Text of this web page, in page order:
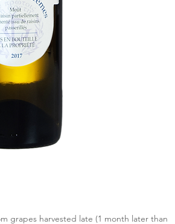
grapes harvested late (1 month later than